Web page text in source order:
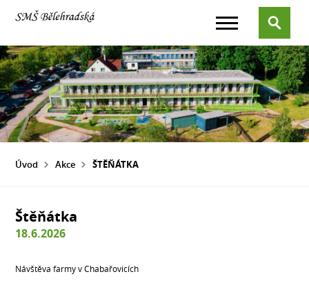
Úvod Akce ŠTĚŇÁTKA
Štěňátka
18.6.2026
Návštěva farmy v Chabařovicích